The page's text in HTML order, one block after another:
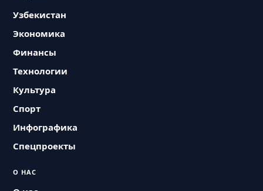
Узбекистан
Экономика
Финансы
Технологии
Культура
Спорт
Инфографика
Спецпроекты
О НАС